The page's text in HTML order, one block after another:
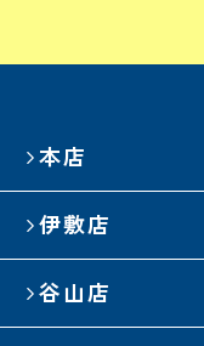
本店
伊敷店
谷山店